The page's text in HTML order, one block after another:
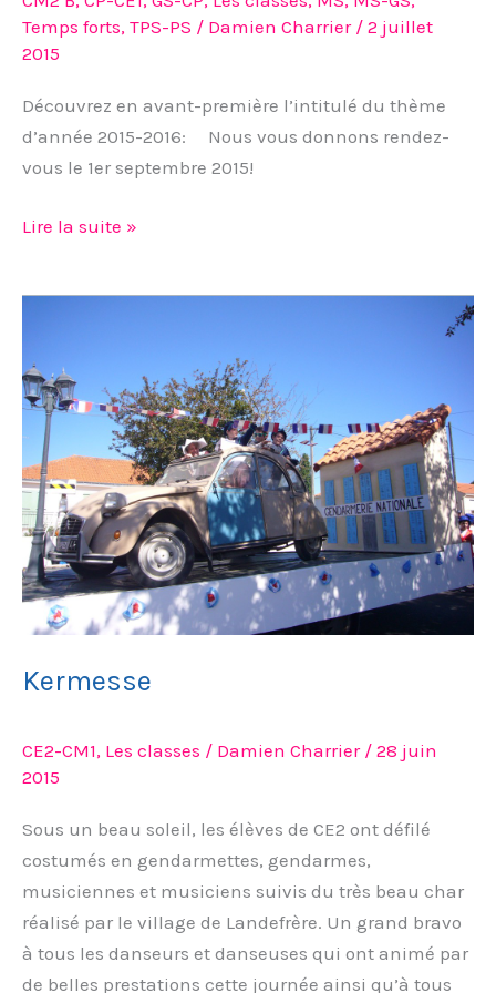
Temps forts, TPS-PS / Damien Charrier / 2 juillet
2015
Découvrez en avant-première l’intitulé du thème
d’année 2015-2016: Nous vous donnons rendez-
vous le 1er septembre 2015!
Lire la suite »
Kermesse
CE2-CM1, Les classes / Damien Charrier / 28 juin
2015
Sous un beau soleil, les élèves de CE2 ont défilé
costumés en gendarmettes, gendarmes,
musiciennes et musiciens suivis du très beau char
réalisé par le village de Landefrère. Un grand bravo
à tous les danseurs et danseuses qui ont animé par
de belles prestations cette journée ainsi qu’à tous